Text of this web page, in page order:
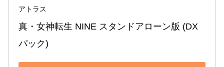
アトラス
真・女神転生 NINE スタンドアローン版 (DX
パック)